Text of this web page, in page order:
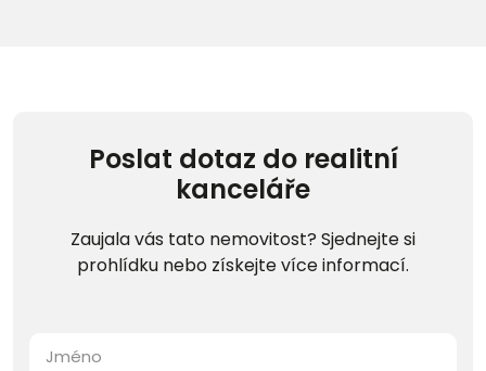
Poslat dotaz do realitní
kanceláře
Zaujala vás tato nemovitost? Sjednejte si
prohlídku nebo získejte více informací.
Jméno